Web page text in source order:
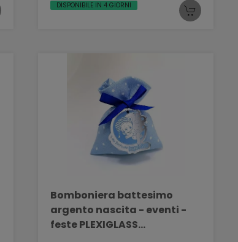
DISPONIBILE IN 4 GIORNI
Bomboniera battesimo
argento nascita - eventi -
feste PLEXIGLASS